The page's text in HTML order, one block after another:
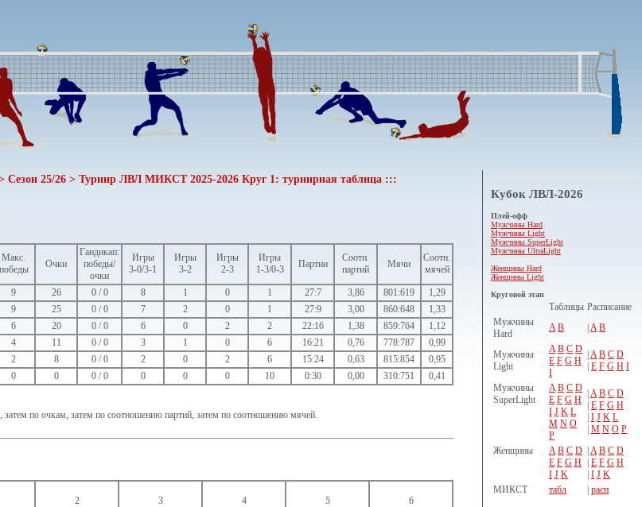
25/26 > Турнир ЛВЛ МИКСТ 2025-2026 Круг 1: турнирная таблица :::
Макс.
победы
Очки
Гандикап:
победы/
очки
Игры
3-0/3-1
Игры
3-2
Игры
2-3
Игры
1-3/0-3
Партии
Соотн.
партий
Мячи
Соотн.
мячей
9 26 0 / 0 8 1 0 1 27:7 3,86 801:619
1,29
9 25 0 / 0 7 2 0 1 27:9 3,00 860:648
1,33
6 20 0 / 0 6 0 2 2 22:16 1,38 859:764
1,12
4 11 0 / 0 3 1 0 6 16:21 0,76 778:787
0,99
2 8 0 / 0 2 0 2 6 15:24 0,63 815:854
0,95
0 0 0 / 0 0 0 0 10 0:30 0,00 310:751 0,41
по очкам, затем по соотношению партий, затем по соотношению мячей.
2 3 4 5 6
Кубок ЛВЛ-2026
Плей-офф
Мужчины Hard
Мужчины Light
Мужчины SuperLight
Мужчины UltraLight
Женщины Hard
Женщины Light
Круговой этап
Таблицы Расписание
Мужчины
Hard
A B |A B
Мужчины
Light
A B C D
E F G H
I
|A B C D
| E F G H I
Мужчины
SuperLight
A B C D
E F G H
I J K L
M N O
P
|A B C D
| E F G H
| I J K L
| M N O P
Женщины
A B C D
E F G H
I J K
|A B C D
| E F G H
| I J K
МИКСТ
табл | расп